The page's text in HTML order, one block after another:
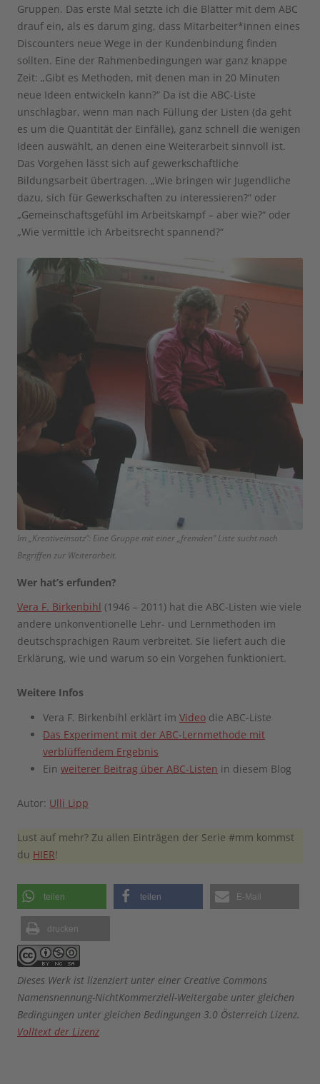
Gruppen. Das erste Mal setzte ich die Blätter mit dem ABC
drauf ein, als es darum ging, dass Mitarbeiter*innen eines
Discounters neue Wege in der Kundenbindung finden
sollten. Eine der Rahmenbedingungen war ganz knappe
Zeit: „Gibt es Methoden, mit denen man in 20 Minuten
neue Ideen entwickeln kann?“ Da ist die ABC-Liste
unschlagbar, wenn man nach Füllung der Listen (da geht
es um die Quantität der Einfälle), ganz schnell die wenigen
Ideen auswählt, an denen eine Weiterarbeit sinnvoll ist.
Das Vorgehen lässt sich auf gewerkschaftliche
Bildungsarbeit übertragen. „Wie bringen wir Jugendliche
dazu, sich für Gewerkschaften zu interessieren?“ oder
„Gemeinschaftsgefühl im Arbeitskampf – aber wie?“ oder
„Wie vermittle ich Arbeitsrecht spannend?“
Im „Kreativeinsatz“: Eine Gruppe mit einer „fremden“ Liste sucht nach
Begriffen zur Weiterarbeit.
Wer hat’s erfunden?
Vera F. Birkenbihl (1946 – 2011) hat die ABC-Listen wie viele
andere unkonventionelle Lehr- und Lernmethoden im
deutschsprachigen Raum verbreitet. Sie liefert auch die
Erklärung, wie und warum so ein Vorgehen funktioniert.
Weitere Infos
Vera F. Birkenbihl erklärt im Video die ABC-Liste
Das Experiment mit der ABC-Lernmethode mit
verblüffendem Ergebnis
Ein weiterer Beitrag über ABC-Listen in diesem Blog
Autor: Ulli Lipp
Lust auf mehr? Zu allen Einträgen der Serie #mm kommst
du HIER!
teilen teilen E-Mail
drucken
Dieses Werk ist lizenziert unter einer Creative Commons
Namensnennung-NichtKommerziell-Weitergabe unter gleichen
Bedingungen unter gleichen Bedingungen 3.0 Österreich Lizenz.
Volltext der Lizenz